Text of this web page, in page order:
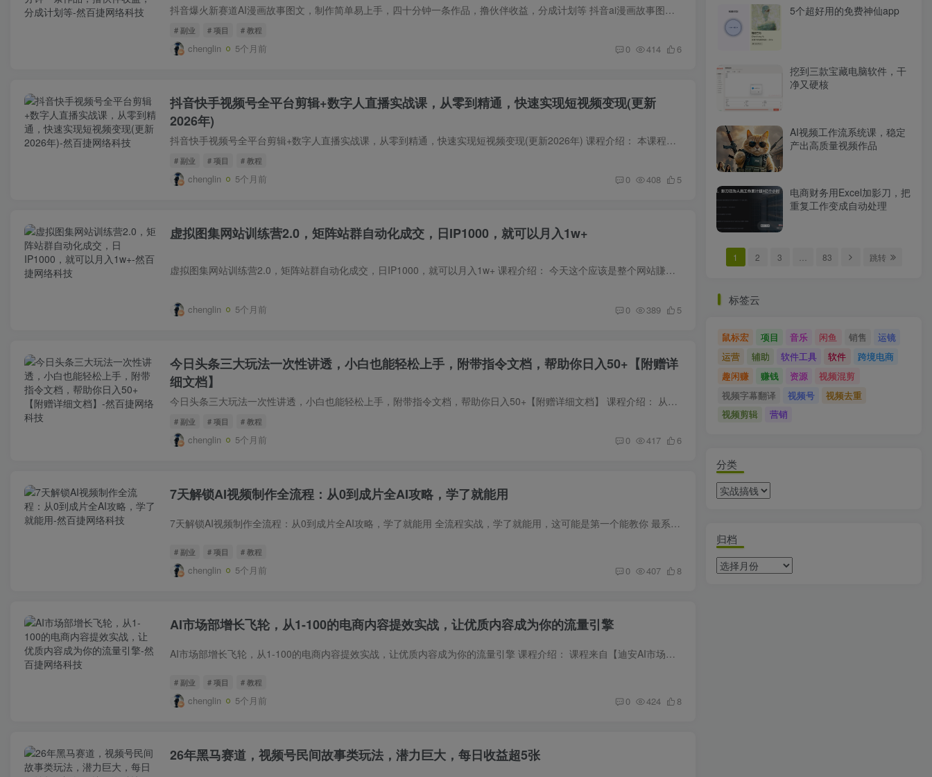
抖音爆火新赛道AI漫画故事图文，制作简单易上手，四十分钟一条作品，撸伙伴收益，分成计划等 抖音ai漫画故事图文是什么? 简单来说，就是利用AI技术，将真实案件制作成12-15张分镜图，再搭配标题...
# 副业 # 项目 # 教程
chenglin 5个月前 0 414 6
抖音快手视频号全平台剪辑+数字人直播实战课，从零到精通，快速实现短视频变现(更新
2026年)​
抖音快手视频号全平台剪辑+数字人直播实战课，从零到精通，快速实现短视频变现(更新2026年)​ 课程介绍： 本课程聚焦短视频运营全链路实战，涵盖​​视频号、快手、抖音​​三大平台核心玩法：...
# 副业 # 项目 # 教程
chenglin 5个月前 0 408 5
虚拟图集网站训练营2.0，矩阵站群自动化成交，日IP1000，就可以月入1w+
虚拟图集网站训练营2.0，矩阵站群自动化成交，日IP1000，就可以月入1w+ 课程介绍： 今天这个应该是整个网站賺钱领域里面賺钱速度最快的一种网站类目：写真图集。 一个写真图集网站，正常情况下...
chenglin 5个月前 0 389 5
今日头条三大玩法一次性讲透，小白也能轻松上手，附带指令文档，帮助你日入50+【附赠详
细文档】
今日头条三大玩法一次性讲透，小白也能轻松上手，附带指令文档，帮助你日入50+【附赠详细文档】 课程介绍： 从今日头条创建账号到选择适合的领域，主要介绍今日头条三种玩法，建议新手先从微头...
# 副业 # 项目 # 教程
chenglin 5个月前 0 417 6
7天解锁AI视频制作全流程：从0到成片全AI攻略，学了就能用
7天解锁AI视频制作全流程：从0到成片全AI攻略，学了就能用 全流程实战，学了就能用，这可能是第一个能教你 最系统的AI全流程课程。 训练营课表 板块1(AI的底层逻辑与认知重启) 第一课:AI视频革...
# 副业 # 项目 # 教程
chenglin 5个月前 0 407 8
AI市场部增长飞轮，从1-100的电商内容提效实战，让优质内容成为你的流量引擎
AI市场部增长飞轮，从1-100的电商内容提效实战，让优质内容成为你的流量引擎 课程介绍： 课程来自【迪安AI市场部增长飞轮】从1-100的电商内容提效实战。拆解了从内容预判、批量创作到竞品分析、...
# 副业 # 项目 # 教程
chenglin 5个月前 0 424 8
26年黑马赛道，视频号民间故事类玩法，潜力巨大，每日收益超5张
5个超好用的免费神仙app
挖到三款宝藏电脑软件，干
净又硬核
AI视频工作流系统课，稳定
产出高质量视频作品
电商财务用Excel加影刀，把
重复工作变成自动处理
1 2 3 83 跳转
标签云
鼠标宏 项目 音乐 闲鱼 销售
运镜
运营
辅助 软件工具 软件
跨境电商
趣闲赚
赚钱 资源
视频混剪
视频字幕翻译
视频号
视频去重
视频剪辑
营销
分类
归档